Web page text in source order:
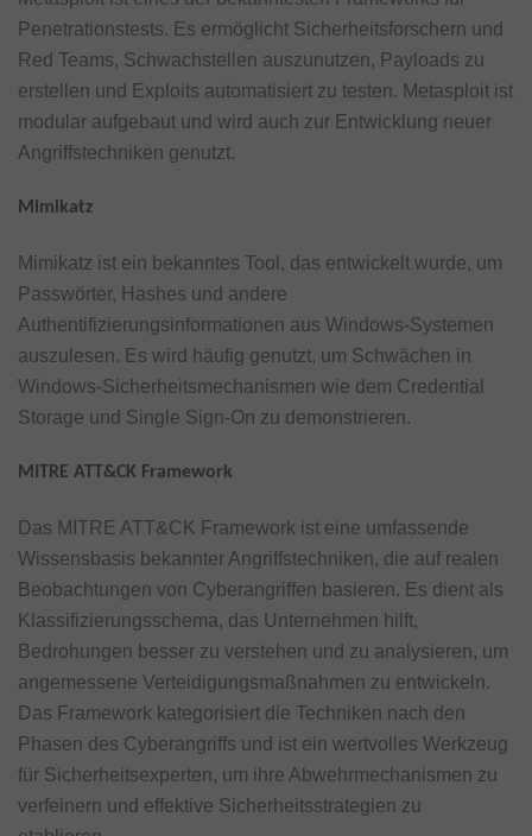
Penetrationstests. Es ermöglicht Sicherheitsforschern und
Red Teams, Schwachstellen auszunutzen, Payloads zu
erstellen und Exploits automatisiert zu testen. Metasploit ist
modular aufgebaut und wird auch zur Entwicklung neuer
Angriffstechniken genutzt.
Mimikatz
Mimikatz ist ein bekanntes Tool, das entwickelt wurde, um
Passwörter, Hashes und andere
Authentifizierungsinformationen aus Windows-Systemen
auszulesen. Es wird häufig genutzt, um Schwächen in
Windows-Sicherheitsmechanismen wie dem Credential
Storage und Single Sign-On zu demonstrieren.
MITRE ATT&CK Framework
Das MITRE ATT&CK Framework ist eine umfassende
Wissensbasis bekannter Angriffstechniken, die auf realen
Beobachtungen von Cyberangriffen basieren. Es dient als
Klassifizierungsschema, das Unternehmen hilft,
Bedrohungen besser zu verstehen und zu analysieren, um
angemessene Verteidigungsmaßnahmen zu entwickeln.
Das Framework kategorisiert die Techniken nach den
Phasen des Cyberangriffs und ist ein wertvolles Werkzeug
für Sicherheitsexperten, um ihre Abwehrmechanismen zu
verfeinern und effektive Sicherheitsstrategien zu